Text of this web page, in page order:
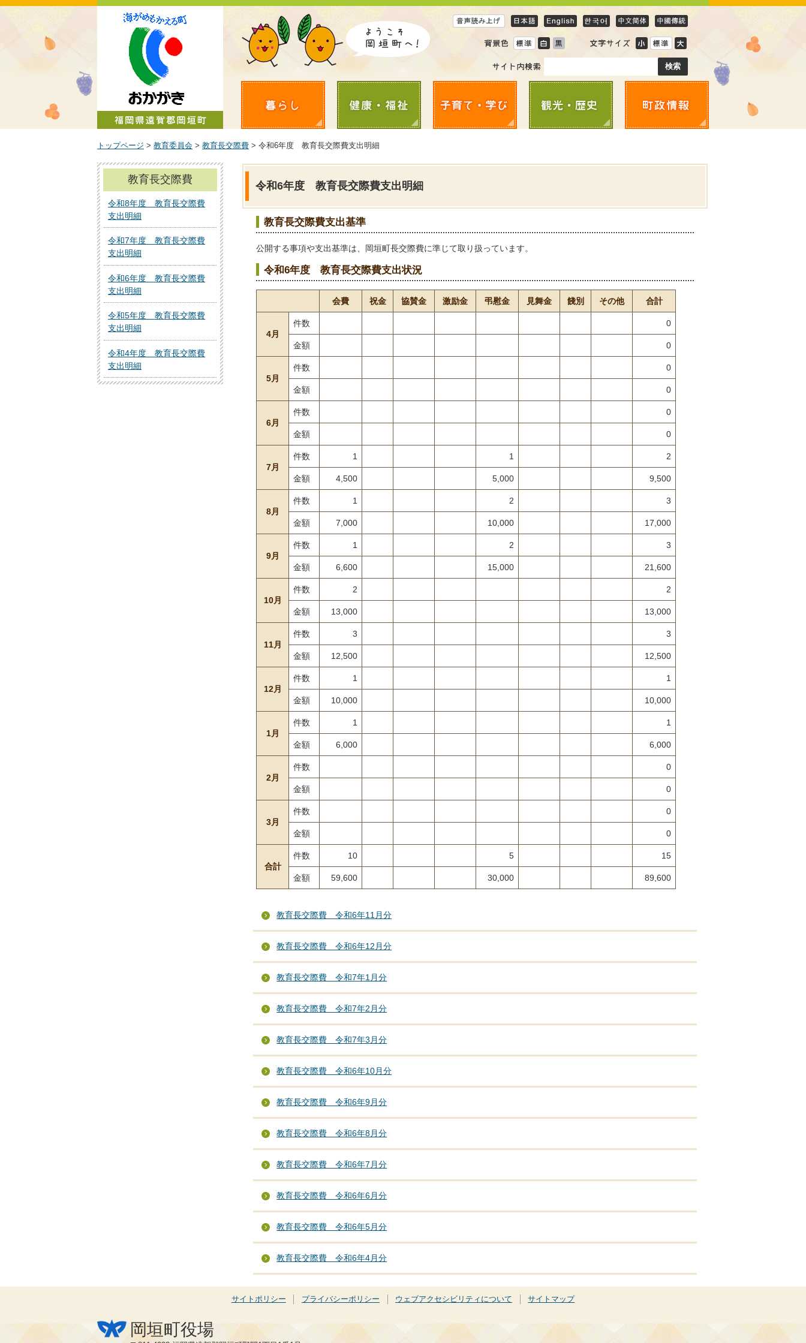
トップページ > 教育委員会 > 教育長交際費 > 令和6年度 教育長交際費支出明細
令和6年度 教育長交際費支出明細
教育長交際費支出基準
公開する事項や支出基準は、岡垣町長交際費に準じて取り扱っています。
令和6年度 教育長交際費支出状況
会費 祝金 協賛金 激励金 弔慰金 見舞金 餞別 その他 合計
4月
件数 0
金額 0
5月
件数 0
金額 0
6月
件数 0
金額 0
7月
件数 1 1 2
金額 4,500 5,000 9,500
8月
件数 1 2 3
金額 7,000 10,000 17,000
9月
件数 1 2 3
金額 6,600 15,000 21,600
10月
件数 2 2
金額 13,000 13,000
11月
件数 3 3
金額 12,500 12,500
12月
件数 1 1
金額 10,000 10,000
1月
件数 1 1
金額 6,000 6,000
2月
件数 0
金額 0
3月
件数 0
金額 0
合計
件数 10 5 15
金額 59,600 30,000 89,600
教育長交際費 令和6年11月分
教育長交際費 令和6年12月分
教育長交際費 令和7年1月分
教育長交際費 令和7年2月分
教育長交際費 令和7年3月分
教育長交際費 令和6年10月分
教育長交際費 令和6年9月分
教育長交際費 令和6年8月分
教育長交際費 令和6年7月分
教育長交際費 令和6年6月分
教育長交際費 令和6年5月分
教育長交際費 令和6年4月分
教育長交際費
令和8年度 教育長交際費
支出明細
令和7年度 教育長交際費
支出明細
令和6年度 教育長交際費
支出明細
令和5年度 教育長交際費
支出明細
令和4年度 教育長交際費
支出明細
サイトポリシー プライバシーポリシー ウェブアクセシビリティについて サイトマップ
岡垣町役場